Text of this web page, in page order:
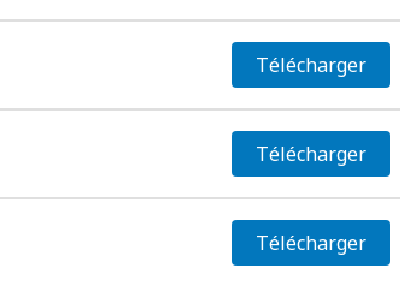
Télécharger
Télécharger
Télécharger